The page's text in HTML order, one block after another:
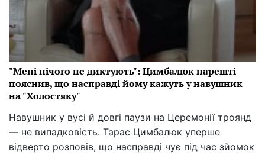
"Мені нічого не диктують": Цимбалюк нарешті
пояснив, що насправді йому кажуть у навушник
на "Холостяку"
Навушник у вусі й довгі паузи на Церемонії троянд
— не випадковість. Тарас Цимбалюк уперше
відверто розповів, що насправді чує під час зйомок